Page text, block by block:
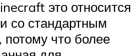
это относится
со стандартным
что более